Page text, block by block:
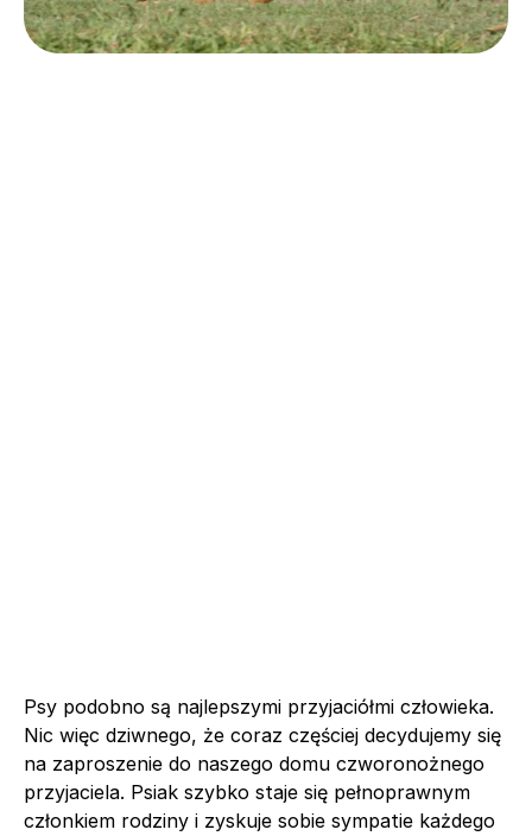
Psy podobno są najlepszymi przyjaciółmi człowieka.
Nic więc dziwnego, że coraz częściej decydujemy się
na zaproszenie do naszego domu czworonożnego
przyjaciela. Psiak szybko staje się pełnoprawnym
członkiem rodziny i zyskuje sobie sympatie każdego